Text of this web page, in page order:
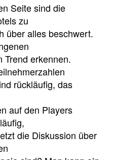
Seite sind die
zu
über alles beschwert.
Trend erkennen.
rückläufig, das
auf den Players
die Diskussion über